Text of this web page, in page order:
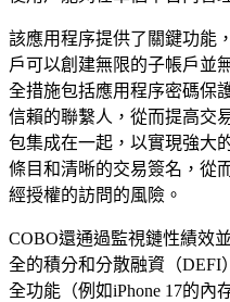
該應用程序提供了關鍵功能
戶可以創建無限的子帳戶並
全措施包括應用程序密碼保
信賴的聯繫人，從而提高交
包集成在一起，以實現強大
條目和清晰的交易簽名，從
經授權的訪問的風險。
COBO還通過監視鏈性績效
全的積分和分散融資（DEFI
全功能（例如iPhone 17的內